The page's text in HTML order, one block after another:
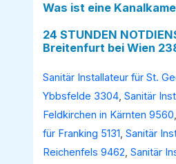
Was ist eine
24 STUNDEN
Breitenfurt bei Wien
Sanitär Installateur für St.
Ybbsfelde 3304,Sanitär
Feldkirchen in Kärnten 9560
für Franking 5131,Sanitär
Reichenfels 9462,Sanitär